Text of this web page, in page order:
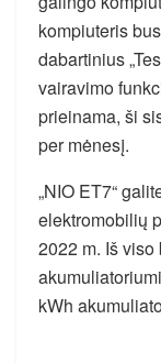
kompiuteris
dabartinius
vairavimo
prieinama, ši
per mėnesį.
„NIO ET7“
elektromobilių
2022 m. Iš
kWh